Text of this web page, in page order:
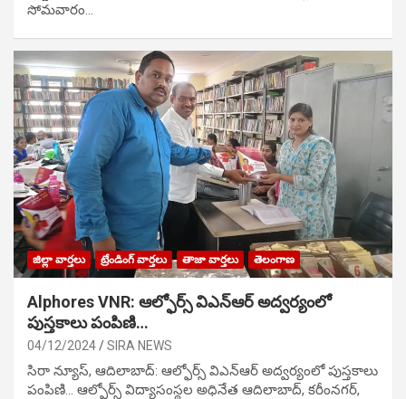
సోమవారం…
జిల్లా వార్తలు ట్రేండింగ్ వార్తలు తాజా వార్తలు తెలంగాణ
Alphores VNR: ఆల్ఫోర్స్ విఎన్ఆర్ అద్వర్యంలో
పుస్తకాలు పంపిణి…
04/12/2024 SIRA NEWS
సిరా న్యూస్, ఆదిలాబాద్: ఆల్ఫోర్స్ విఎన్ఆర్ అద్వర్యంలో పుస్తకాలు
పంపిణి… ఆల్ఫోర్స్ విద్యాసంస్థల అధినేత ఆదిలాబాద్, కరీంనగర్,